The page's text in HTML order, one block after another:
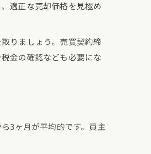
適正な売却価格を見極め
りましょう。売買契約締
金の確認なども必要にな
3ヶ月が平均的です。買主